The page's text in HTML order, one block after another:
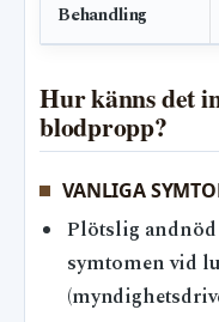
Behandling
Hur känns det
blodpropp?
VANLIGA
Plötslig andnöd
symtomen vid